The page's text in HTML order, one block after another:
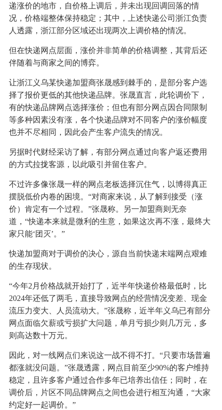
递涨价的地市，自价格上调后，并未出现回调回落的情
况，价格端整体保持稳定；其中，上述快递公司浙江负责
人透露，浙江部分区域还出现两次上调价格的情况。
但在快递网点层面，涨价并非简单的价格调整，其背后还
伴随着与商家之间的博弈。
让浙江义乌某快递加盟商张晟感到棘手的，是部分客户选
择了报价更低的其他快递品牌。张晟直言，此轮调价下，
有的快递品牌网点选择涨价；但也有部分网点因合同限制
等多种因素没有涨，各个快递品牌对不同客户的涨价幅度
也并不尽相同，因此会产生客户流失的情况。
另据时代财经采访了解，有部分网点通过向客户返还费用
的方式拉拢客源，以此吸引并留住客户。
不过许多像张晟一样的网点老板选择沉住气，以博得真正
摆脱低价内卷的困境。“对商家来说，从了解到接受（涨
价）肯定有一个过程。”张晟称。另一加盟商则无奈
道，“快递本来就是微利的生意，如果这次再不涨，最终大
家只能‘团灭’。”
快递加盟商对于调价的决心，源自当前快递末端网点艰难
的生存现状。
“今年2月价格战就开始打了，近半年快递价格最低时，比
2024年还低了两毛，直接导致网点的经营情况变差、现金
流压力变大、人员流动大。”张晟称，近半年义乌已有部分
网点面临欠薪或亏损扩大问题，单月亏损少则几万元，多
则高达数十万元。
因此，对一线网点们来说这一战不得不打。“只要市场普遍
都涨就没问题。”张晟透露，网点目前至少90%的客户维持
稳定，且许多客户通过合作多年已培养出信任；同时，在
调价后，片区不同品牌网点之间也会进行相互沟通，“大家
约定好一起调价。”